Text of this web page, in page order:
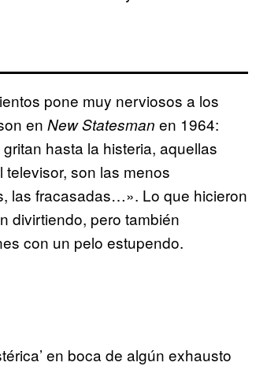
pone muy nerviosos a los
en New Statesman en 1964:
hasta la histeria, aquellas
son las menos
las fracasadas…». Lo que hicieron
divirtiendo, pero también
con un pelo estupendo.
en boca de algún exhausto